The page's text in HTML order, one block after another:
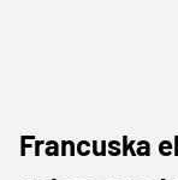
Francuska